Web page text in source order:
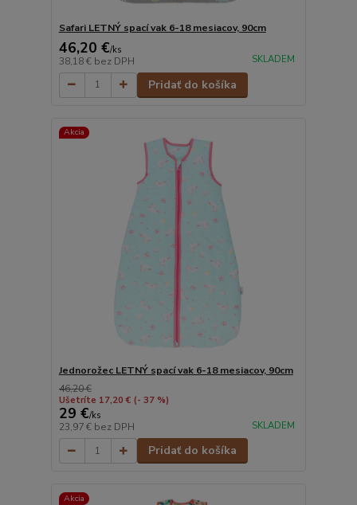
Safari LETNÝ spací vak 6-18 mesiacov, 90cm
46,20 €/ks
38,18 € bez DPH SKLADEM
Pridať do košíka
Akcia
Jednorožec LETNÝ spací vak 6-18 mesiacov, 90cm
46,20 €
Ušetríte 17,20 € (- 37 %)
29 €/ks
23,97 € bez DPH SKLADEM
Pridať do košíka
Akcia